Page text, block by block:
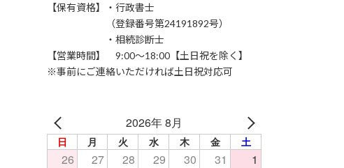
【保有資格】・行政書士
（登録番号第24191892号）
・相続診断士
【営業時間】 9:00～18:00【土日祝を除く】
※事前にご連絡いただければ土日祝対応可
2026年 8月
日 月 火 水 木 金 土
26 27 28 29 30 31 1